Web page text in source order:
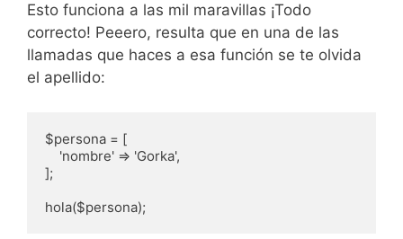
Esto funciona a las mil maravillas ¡Todo
correcto! Peeero, resulta que en una de las
llamadas que haces a esa función se te olvida
el apellido:
$persona = [
];
hola($persona);